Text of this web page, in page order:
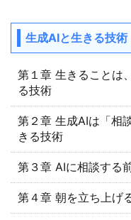
生成AIと生きる技術
第１章 生きることは
る技術
第２章 生成AIは「相
きる技術
第３章 AIに相談する
第４章 朝を立ち上げ